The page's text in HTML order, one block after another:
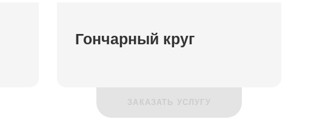
Гончарный круг
ЗАКАЗАТЬ УСЛУГУ